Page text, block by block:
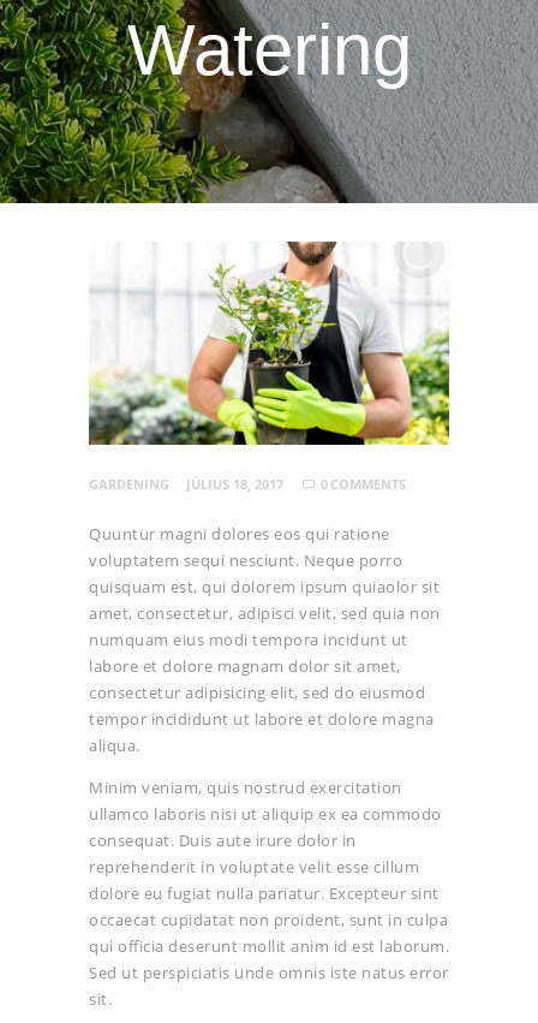
Watering
GARDENING JÚLIUS 18, 2017 0 COMMENTS
Quuntur magni dolores eos qui ratione
voluptatem sequi nesciunt. Neque porro
quisquam est, qui dolorem ipsum quiaolor sit
amet, consectetur, adipisci velit, sed quia non
numquam eius modi tempora incidunt ut
labore et dolore magnam dolor sit amet,
consectetur adipisicing elit, sed do eiusmod
tempor incididunt ut labore et dolore magna
aliqua.
Minim veniam, quis nostrud exercitation
ullamco laboris nisi ut aliquip ex ea commodo
consequat. Duis aute irure dolor in
reprehenderit in voluptate velit esse cillum
dolore eu fugiat nulla pariatur. Excepteur sint
occaecat cupidatat non proident, sunt in culpa
qui officia deserunt mollit anim id est laborum.
Sed ut perspiciatis unde omnis iste natus error
sit.